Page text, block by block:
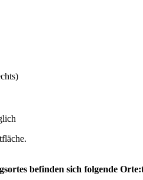
befinden sich folgende Orte: